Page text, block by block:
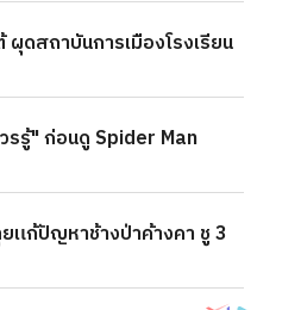
ดสถาบันการเมืองโรงเรียน
รรู้" ก่อนดู Spider Man
แก้ปัญหาช้างป่าค้างคา ชู 3